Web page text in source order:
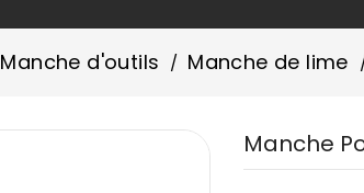
Manche d'outils Manche de lime
Manche